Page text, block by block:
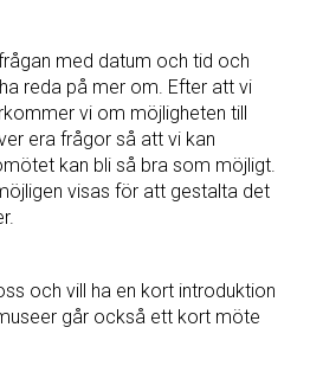
med datum och tid och
reda på mer om. Efter att vi
vi om möjligheten till
era frågor så att vi kan
kan bli så bra som möjligt.
visas för att gestalta det
och vill ha en kort introduktion
går också ett kort möte